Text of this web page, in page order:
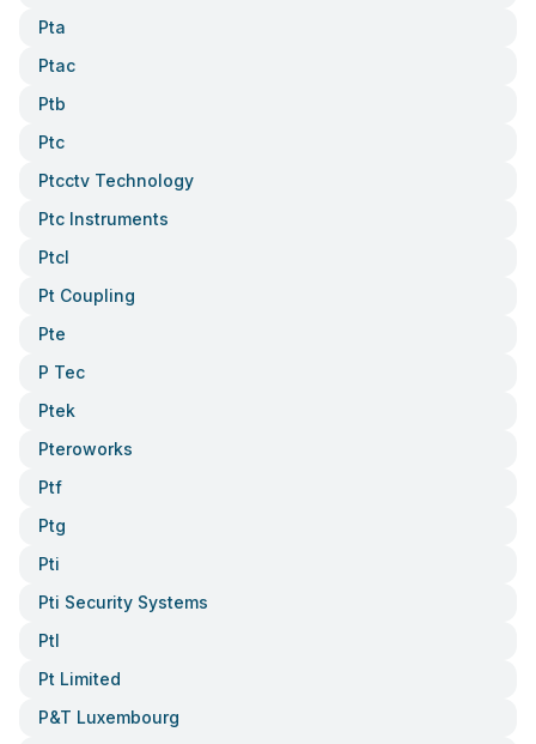
Pta
Ptac
Ptb
Ptc
Ptcctv Technology
Ptc Instruments
Ptcl
Pt Coupling
Pte
P Tec
Ptek
Pteroworks
Ptf
Ptg
Pti
Pti Security Systems
Ptl
Pt Limited
P&t Luxembourg